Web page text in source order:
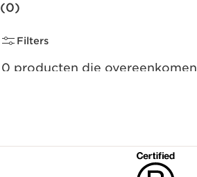
(0)
Filters
0 producten die